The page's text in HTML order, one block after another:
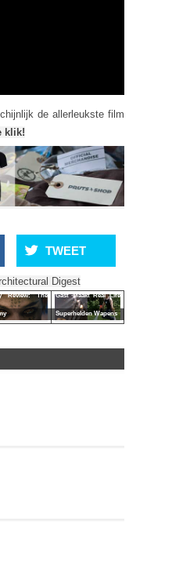
de allerleukste film
klik!
TWEET
Digest
Review: The Gast Maakt Real Life
Superhelden Wapens